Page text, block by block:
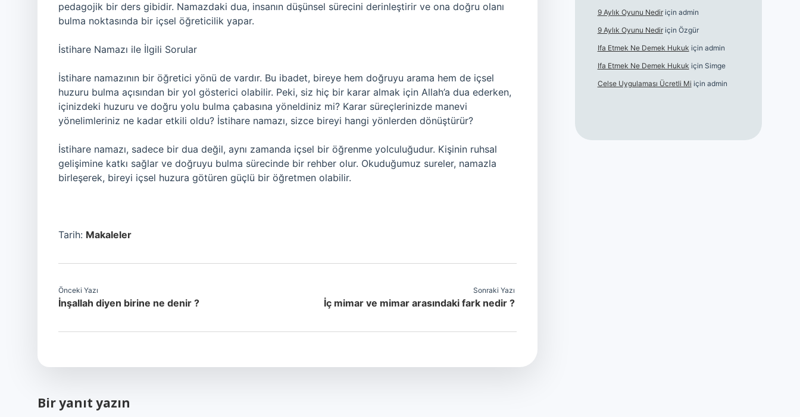
pedagojik bir ders gibidir. Namazdaki dua, insanın düşünsel sürecini derinleştirir ve ona doğru olanı
bulma noktasında bir içsel öğreticilik yapar.
İstihare Namazı ile İlgili Sorular
İstihare namazının bir öğretici yönü de vardır. Bu ibadet, bireye hem doğruyu arama hem de içsel
huzuru bulma açısından bir yol gösterici olabilir. Peki, siz hiç bir karar almak için Allah’a dua ederken,
içinizdeki huzuru ve doğru yolu bulma çabasına yöneldiniz mi? Karar süreçlerinizde manevi
yönelimleriniz ne kadar etkili oldu? İstihare namazı, sizce bireyi hangi yönlerden dönüştürür?
İstihare namazı, sadece bir dua değil, aynı zamanda içsel bir öğrenme yolculuğudur. Kişinin ruhsal
gelişimine katkı sağlar ve doğruyu bulma sürecinde bir rehber olur. Okuduğumuz sureler, namazla
birleşerek, bireyi içsel huzura götüren güçlü bir öğretmen olabilir.
Tarih: Makaleler
Önceki Yazı
İnşallah diyen birine ne denir ?
Sonraki Yazı
İç mimar ve mimar arasındaki fark nedir ?
Bir yanıt yazın
9 Aylık Oyunu Nediriçin admin
9 Aylık Oyunu Nediriçin Özgür
Ifa Etmek Ne Demek Hukuk için admin
Ifa Etmek Ne Demek Hukuk için Simge
Celse Uygulaması Ücretli Mi için admin